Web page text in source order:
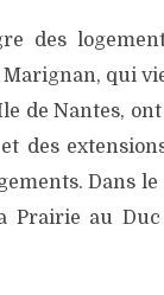
des
Marignan, qui
de Nantes,
des
Dans
Prairie au